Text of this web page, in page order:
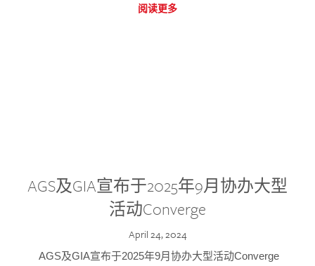
阅读更多
AGS及GIA宣布于2025年9月协办大型
活动Converge
April 24, 2024
AGS及GIA宣布于2025年9月协办大型活动Converge